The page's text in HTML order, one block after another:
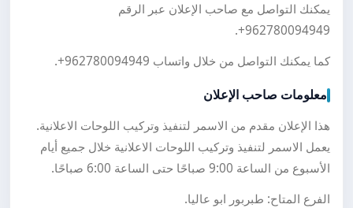
يمكنك التواصل مع صاحب الإعلان عبر الرقم
+962780094949
.
كما يمكنك التواصل من خلال واتساب +962780094949
.
معلومات صاحب الإعلان
هذا الإعلان مقدم من الاسمر لتنفيذ وتركيب اللوحات الاعلانية.
يعمل الاسمر لتنفيذ وتركيب اللوحات الاعلانية خلال جميع أيام
الأسبوع من الساعة 9:00 صباحًا حتى الساعة 6:00 صباحًا.
الفرع المتاح: طبربور ابو عاليا.